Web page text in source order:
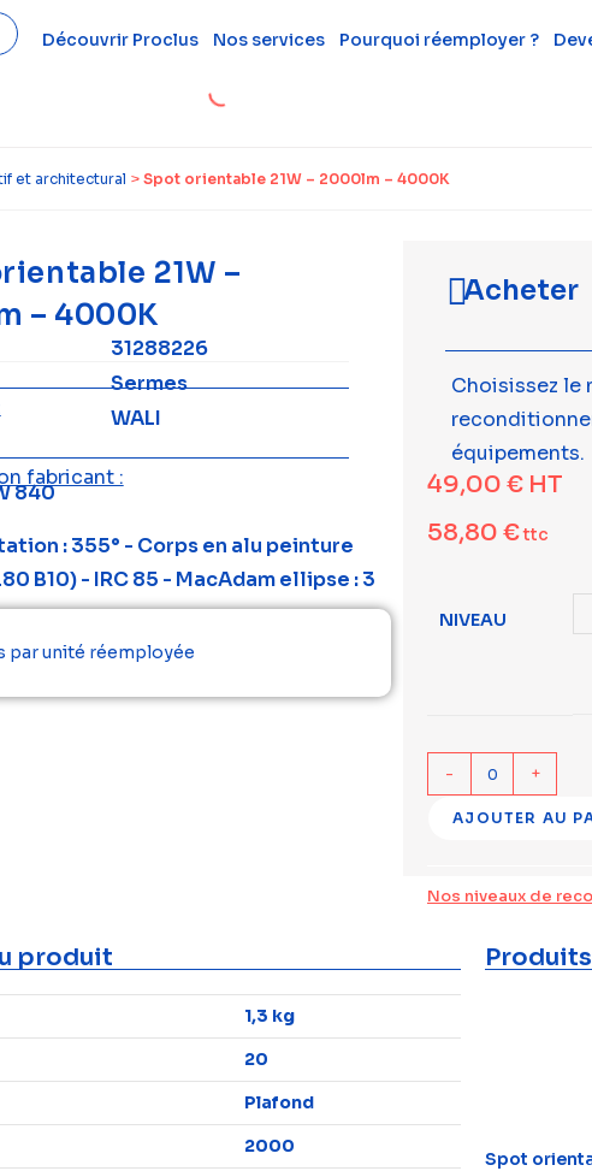
Découvrir Proclus Nos services Pourquoi réemployer ?
et architectural > Spot orientable 21W – 2000lm – 4000K
21W –
– 4000K
31288226
Sermes
WALI
fabricant :
840
: 355° - Corps en alu peinture
B10) - IRC 85 - MacAdam ellipse : 3
par unité réemployée
Acheter
Choisissez le
équipements.
49,00€ HT
58,80€ttc
NIVEAU
- +
AJOUTER AU
Nos niveaux de
produit
1,3 kg
20
Plafond
2000
Spot